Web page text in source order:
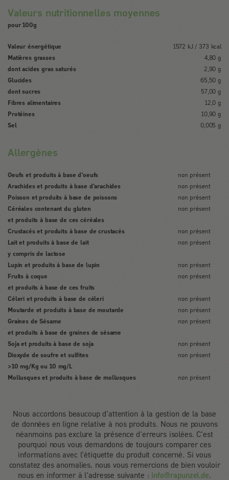
Valeurs nutritionnelles moyennes
pour 100g
Valeur énergétique
1572 kJ / 373 kcal
Matières grasses
4,80 g
dont acides gras saturés
2,90 g
Glucides
65,50 g
dont sucres
57,00 g
Fibres alimentaires
12,0 g
Protéines
10,90 g
Sel
0,005 g
Allergènes
Oeufs et produits à base d'oeufs
non présent
Arachides et produits à base d'arachides
non présent
Poisson et produits à base de poissons
non présent
Céréales contenant du gluten
et produits à base de ces céréales
non présent
Crustacés et produits à base de crustacés
non présent
Lait et produits à base de lait
y compris de lactose
non présent
Lupin et produits à base de lupin
non présent
Fruits à coque
et produits à base de ces fruits
non présent
Céleri et produits à base de céleri
non présent
Moutarde et produits à base de moutarde
non présent
Graines de Sésame
et produits à base de graines de sésame
non présent
Soja et produits à base de soja
non présent
Dioxyde de soufre et sulfites
>10 mg/Kg ou 10 mg/L
non présent
Mollusques et produits à base de mollusques non présent
Nous accordons beaucoup d'attention à la gestion de la base
de données en ligne relative à nos produits. Nous ne pouvons
néanmoins pas exclure la présence d'erreurs isolées. C'est
pourquoi nous vous demandons de toujours comparer ces
informations avec l'étiquette du produit concerné. Si vous
constatez des anomalies, nous vous remercions de bien vouloir
nous en informer à l'adresse suivante : info@rapunzel.de.